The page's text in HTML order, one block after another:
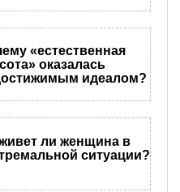
«естественная
оказалась
идеалом?
ли женщина в
ситуации?